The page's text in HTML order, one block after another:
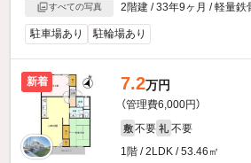
すべての写真
2階建 / 33年9ヶ月 / 軽量鉄
駐車場あり 駐輪場あり
新着 7.2万円
（管理費6,000円）
敷 不要 礼 不要
1階 / 2LDK / 53.46㎡